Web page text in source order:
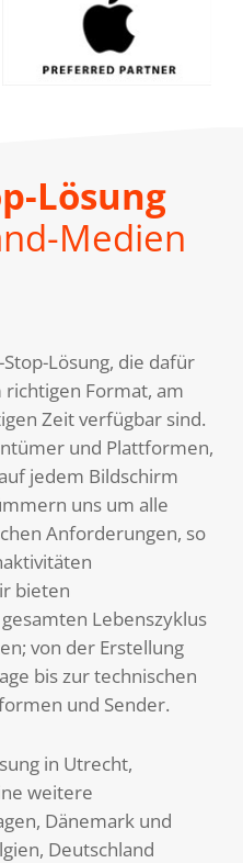
Lösung
Medien
Lösung, die dafür
Format, am
Zeit verfügbar sind.
und Plattformen,
jedem Bildschirm
uns um alle
Anforderungen, so
bieten
Lebenszyklus
von der Erstellung
bis zur technischen
und Sender.
in Utrecht,
weitere
Dänemark und
Deutschland